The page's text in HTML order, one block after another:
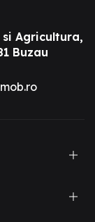
Agricultura,
Buzau